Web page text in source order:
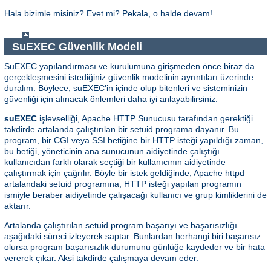
Hala bizimle misiniz? Evet mi? Pekala, o halde devam!
SuEXEC Güvenlik Modeli
SuEXEC yapılandırması ve kurulumuna girişmeden önce biraz da
gerçekleşmesini istediğiniz güvenlik modelinin ayrıntıları üzerinde
duralım. Böylece, suEXEC'in içinde olup bitenleri ve sisteminizin
güvenliği için alınacak önlemleri daha iyi anlayabilirsiniz.
suEXEC işlevselliği, Apache HTTP Sunucusu tarafından gerektiği
takdirde artalanda çalıştırılan bir setuid programa dayanır. Bu
program, bir CGI veya SSI betiğine bir HTTP isteği yapıldığı zaman,
bu betiği, yöneticinin ana sunucunun aidiyetinde çalıştığı
kullanıcıdan farklı olarak seçtiği bir kullanıcının aidiyetinde
çalıştırmak için çağrılır. Böyle bir istek geldiğinde, Apache httpd
artalandaki setuid programına, HTTP isteği yapılan programın
ismiyle beraber aidiyetinde çalışacağı kullanıcı ve grup kimliklerini de
aktarır.
Artalanda çalıştırılan setuid program başarıyı ve başarısızlığı
aşağıdaki süreci izleyerek saptar. Bunlardan herhangi biri başarısız
olursa program başarısızlık durumunu günlüğe kaydeder ve bir hata
vererek çıkar. Aksi takdirde çalışmaya devam eder.